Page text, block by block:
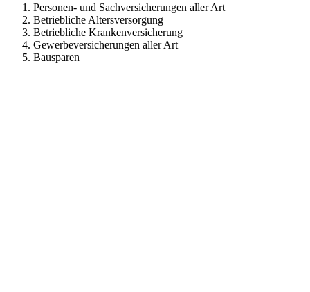
Personen- und Sachversicherungen aller Art
Betriebliche Altersversorgung
Betriebliche Krankenversicherung
Gewerbeversicherungen aller Art
Bausparen